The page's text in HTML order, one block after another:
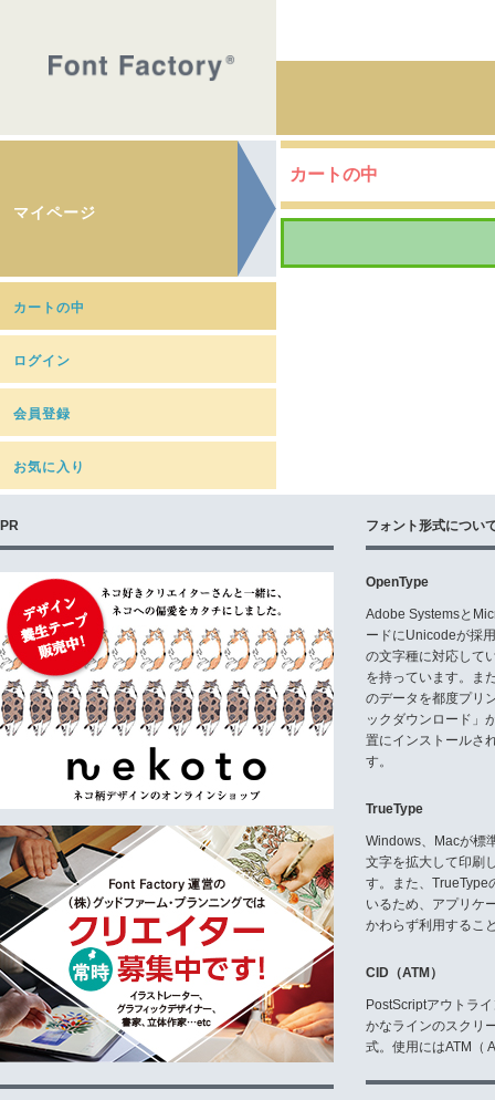
マイページ
カートの中
ログイン
会員登録
お気に入り
カートの中
PR フォント形式につい
OpenType
Adobe Systemsと
ードにUnicodeが採
の文字種に対応して
を持っています。ま
のデータを都度プリ
ックダウンロード」
置にインストールさ
す。
TrueType
Windows、Macが標
文字を拡大して印刷
す。また、TrueType
いるため、アプリケ
かわらず利用するこ
CID（ATM）
PostScriptアウトラ
かなラインのスクリ
式。使用にはATM（